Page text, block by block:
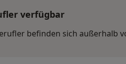
verfügbar
befinden sich außerhalb